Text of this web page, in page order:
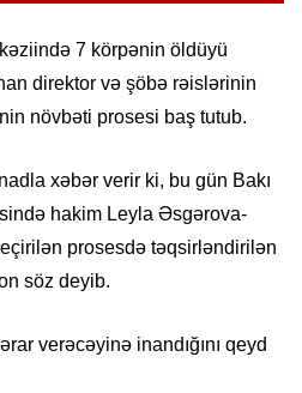
7 körpənin öldüyü
direktor və şöbə rəislərinin
növbəti prosesi baş tutub.
xəbər verir ki, bu gün Bakı
hakim Leyla Əsgərova-
prosesdə təqsirləndirilən
söz deyib.
verəcəyinə inandığını qeyd